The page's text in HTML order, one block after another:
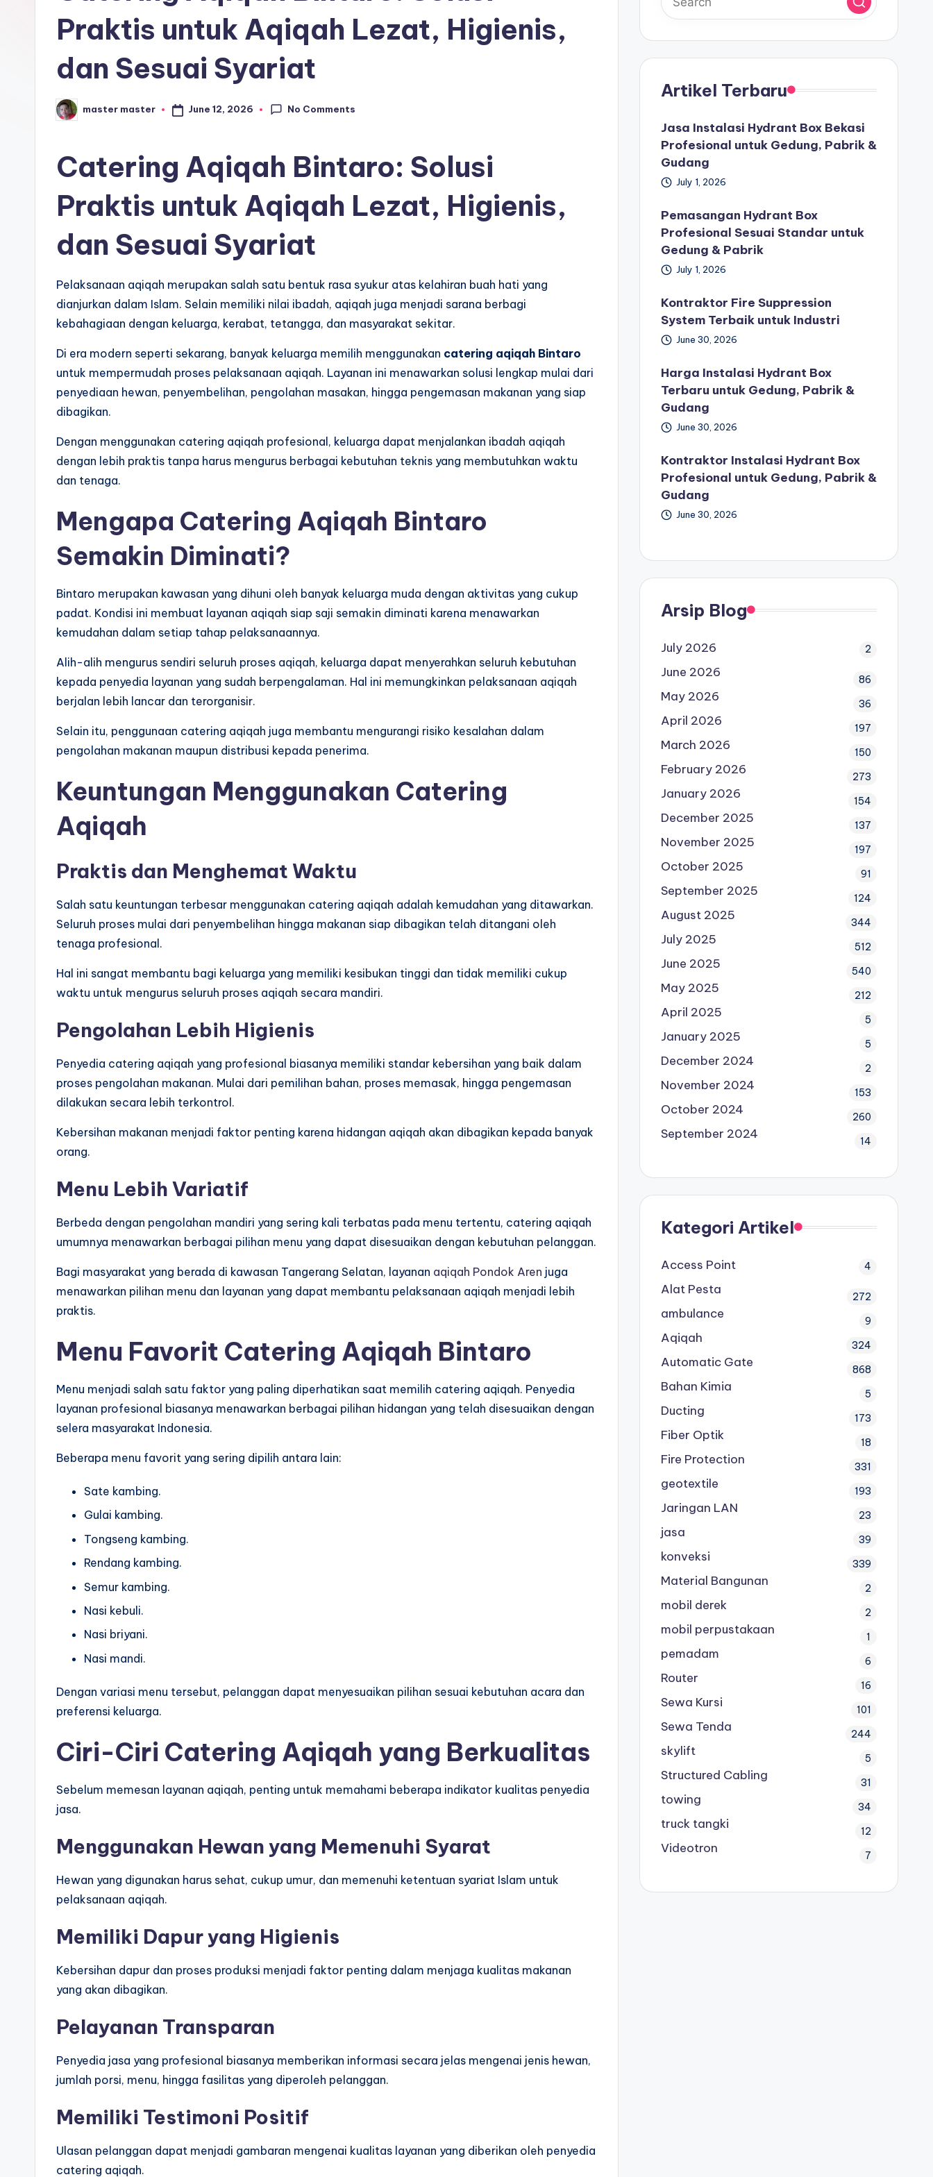
Praktis untuk Aqiqah Lezat, Higienis,
dan Sesuai Syariat
Posted
by
master master June 12, 2026 No Comments
Catering Aqiqah Bintaro: Solusi
Praktis untuk Aqiqah Lezat, Higienis,
dan Sesuai Syariat
Pelaksanaan aqiqah merupakan salah satu bentuk rasa syukur atas kelahiran buah hati yang
dianjurkan dalam Islam. Selain memiliki nilai ibadah, aqiqah juga menjadi sarana berbagi
kebahagiaan dengan keluarga, kerabat, tetangga, dan masyarakat sekitar.
Di era modern seperti sekarang, banyak keluarga memilih menggunakan catering aqiqah Bintaro
untuk mempermudah proses pelaksanaan aqiqah. Layanan ini menawarkan solusi lengkap mulai dari
penyediaan hewan, penyembelihan, pengolahan masakan, hingga pengemasan makanan yang siap
dibagikan.
Dengan menggunakan catering aqiqah profesional, keluarga dapat menjalankan ibadah aqiqah
dengan lebih praktis tanpa harus mengurus berbagai kebutuhan teknis yang membutuhkan waktu
dan tenaga.
Mengapa Catering Aqiqah Bintaro
Semakin Diminati?
Bintaro merupakan kawasan yang dihuni oleh banyak keluarga muda dengan aktivitas yang cukup
padat. Kondisi ini membuat layanan aqiqah siap saji semakin diminati karena menawarkan
kemudahan dalam setiap tahap pelaksanaannya.
Alih-alih mengurus sendiri seluruh proses aqiqah, keluarga dapat menyerahkan seluruh kebutuhan
kepada penyedia layanan yang sudah berpengalaman. Hal ini memungkinkan pelaksanaan aqiqah
berjalan lebih lancar dan terorganisir.
Selain itu, penggunaan catering aqiqah juga membantu mengurangi risiko kesalahan dalam
pengolahan makanan maupun distribusi kepada penerima.
Keuntungan Menggunakan Catering
Aqiqah
Praktis dan Menghemat Waktu
Salah satu keuntungan terbesar menggunakan catering aqiqah adalah kemudahan yang ditawarkan.
Seluruh proses mulai dari penyembelihan hingga makanan siap dibagikan telah ditangani oleh
tenaga profesional.
Hal ini sangat membantu bagi keluarga yang memiliki kesibukan tinggi dan tidak memiliki cukup
waktu untuk mengurus seluruh proses aqiqah secara mandiri.
Pengolahan Lebih Higienis
Penyedia catering aqiqah yang profesional biasanya memiliki standar kebersihan yang baik dalam
proses pengolahan makanan. Mulai dari pemilihan bahan, proses memasak, hingga pengemasan
dilakukan secara lebih terkontrol.
Kebersihan makanan menjadi faktor penting karena hidangan aqiqah akan dibagikan kepada banyak
orang.
Menu Lebih Variatif
Berbeda dengan pengolahan mandiri yang sering kali terbatas pada menu tertentu, catering aqiqah
umumnya menawarkan berbagai pilihan menu yang dapat disesuaikan dengan kebutuhan pelanggan.
Bagi masyarakat yang berada di kawasan Tangerang Selatan, layanan aqiqah Pondok Aren juga
menawarkan pilihan menu dan layanan yang dapat membantu pelaksanaan aqiqah menjadi lebih
praktis.
Menu Favorit Catering Aqiqah Bintaro
Menu menjadi salah satu faktor yang paling diperhatikan saat memilih catering aqiqah. Penyedia
layanan profesional biasanya menawarkan berbagai pilihan hidangan yang telah disesuaikan dengan
selera masyarakat Indonesia.
Beberapa menu favorit yang sering dipilih antara lain:
Sate kambing.
Gulai kambing.
Tongseng kambing.
Rendang kambing.
Semur kambing.
Nasi kebuli.
Nasi briyani.
Nasi mandi.
Dengan variasi menu tersebut, pelanggan dapat menyesuaikan pilihan sesuai kebutuhan acara dan
preferensi keluarga.
Ciri-Ciri Catering Aqiqah yang Berkualitas
Sebelum memesan layanan aqiqah, penting untuk memahami beberapa indikator kualitas penyedia
jasa.
Menggunakan Hewan yang Memenuhi Syarat
Hewan yang digunakan harus sehat, cukup umur, dan memenuhi ketentuan syariat Islam untuk
pelaksanaan aqiqah.
Memiliki Dapur yang Higienis
Kebersihan dapur dan proses produksi menjadi faktor penting dalam menjaga kualitas makanan
yang akan dibagikan.
Pelayanan Transparan
Penyedia jasa yang profesional biasanya memberikan informasi secara jelas mengenai jenis hewan,
jumlah porsi, menu, hingga fasilitas yang diperoleh pelanggan.
Memiliki Testimoni Positif
Ulasan pelanggan dapat menjadi gambaran mengenai kualitas layanan yang diberikan oleh penyedia
catering aqiqah.
Artikel Terbaru
Jasa Instalasi Hydrant Box Bekasi
Profesional untuk Gedung, Pabrik &
Gudang
July 1, 2026
Pemasangan Hydrant Box
Profesional Sesuai Standar untuk
Gedung & Pabrik
July 1, 2026
Kontraktor Fire Suppression
System Terbaik untuk Industri
June 30, 2026
Harga Instalasi Hydrant Box
Terbaru untuk Gedung, Pabrik &
Gudang
June 30, 2026
Kontraktor Instalasi Hydrant Box
Profesional untuk Gedung, Pabrik &
Gudang
June 30, 2026
Arsip Blog
July 2026 2
June 2026 86
May 2026 36
April 2026 197
March 2026 150
February 2026 273
January 2026 154
December 2025 137
November 2025 197
October 2025 91
September 2025 124
August 2025 344
July 2025 512
June 2025 540
May 2025 212
April 2025 5
January 2025 5
December 2024 2
November 2024 153
October 2024 260
September 2024 14
Kategori Artikel
Access Point 4
Alat Pesta 272
ambulance 9
Aqiqah 324
Automatic Gate 868
Bahan Kimia 5
Ducting 173
Fiber Optik 18
Fire Protection 331
geotextile 193
Jaringan LAN 23
jasa 39
konveksi 339
Material Bangunan 2
mobil derek 2
mobil perpustakaan 1
pemadam 6
Router 16
Sewa Kursi 101
Sewa Tenda 244
skylift 5
Structured Cabling 31
towing 34
truck tangki 12
Videotron 7